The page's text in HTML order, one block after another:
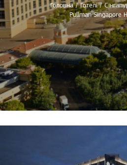
Головна / Готелі /
Pullman Singapore